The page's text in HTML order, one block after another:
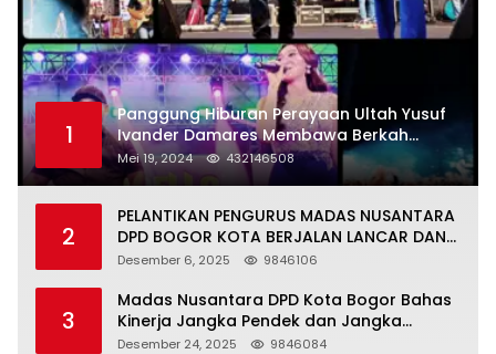
1
Panggung Hiburan Perayaan Ultah Yusuf
Ivander Damares Membawa Berkah
Warga Kejapanan
Mei 19, 2024 432146508
2
PELANTIKAN PENGURUS MADAS NUSANTARA
DPD BOGOR KOTA BERJALAN LANCAR DAN
KHIDMAT
Desember 6, 2025 9846106
3
Madas Nusantara DPD Kota Bogor Bahas
Kinerja Jangka Pendek dan Jangka
Panjang
Desember 24, 2025 9846084